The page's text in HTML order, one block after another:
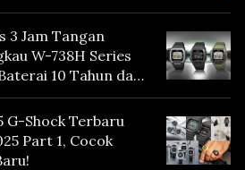
3 Jam Tangan
W-738H Series
10 Tahun dan
G-Shock Terbaru
Part 1, Cocok